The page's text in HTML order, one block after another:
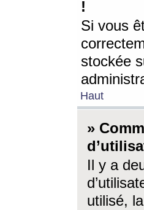
!
Si vous
stockée
Haut
»
Il y a
utilisé,